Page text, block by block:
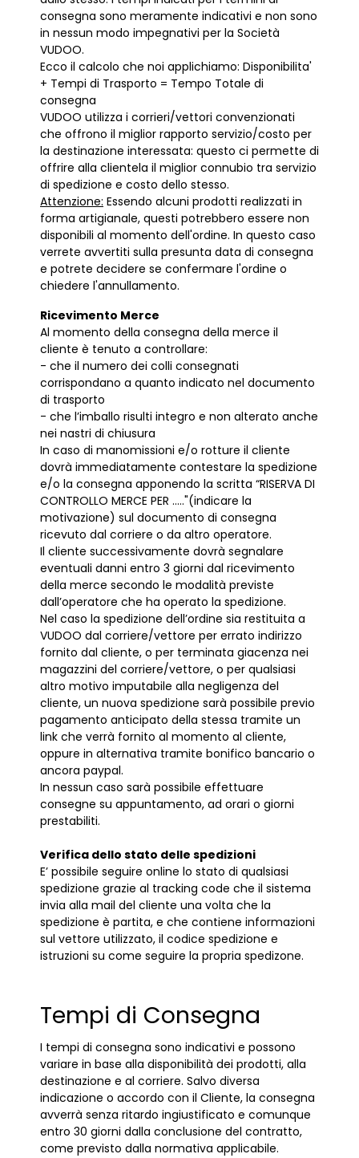
consegna sono meramente indicativi e non sono
in nessun modo impegnativi per la Società
VUDOO.
Ecco il calcolo che noi applichiamo: Disponibilita'
+ Tempi di Trasporto = Tempo Totale di
consegna
VUDOO utilizza i corrieri/vettori convenzionati
che offrono il miglior rapporto servizio/costo per
la destinazione interessata: questo ci permette di
offrire alla clientela il miglior connubio tra servizio
di spedizione e costo dello stesso.
Attenzione: Essendo alcuni prodotti realizzati in
forma artigianale, questi potrebbero essere non
disponibili al momento dell'ordine. In questo caso
verrete avvertiti sulla presunta data di consegna
e potrete decidere se confermare l'ordine o
chiedere l'annullamento.
Ricevimento Merce
Al momento della consegna della merce il
cliente è tenuto a controllare:
- che il numero dei colli consegnati
corrispondano a quanto indicato nel documento
di trasporto
- che l’imballo risulti integro e non alterato anche
nei nastri di chiusura
In caso di manomissioni e/o rotture il cliente
dovrà immediatamente contestare la spedizione
e/o la consegna apponendo la scritta “RISERVA DI
CONTROLLO MERCE PER ....."(indicare la
motivazione) sul documento di consegna
ricevuto dal corriere o da altro operatore.
Il cliente successivamente dovrà segnalare
eventuali danni entro 3 giorni dal ricevimento
della merce secondo le modalità previste
dall’operatore che ha operato la spedizione.
Nel caso la spedizione dell’ordine sia restituita a
VUDOO dal corriere/vettore per errato indirizzo
fornito dal cliente, o per terminata giacenza nei
magazzini del corriere/vettore, o per qualsiasi
altro motivo imputabile alla negligenza del
cliente, un nuova spedizione sarà possibile previo
pagamento anticipato della stessa tramite un
link che verrà fornito al momento al cliente,
oppure in alternativa tramite bonifico bancario o
ancora paypal.
In nessun caso sarà possibile effettuare
consegne su appuntamento, ad orari o giorni
prestabiliti.
Verifica dello stato delle spedizioni
E’ possibile seguire online lo stato di qualsiasi
spedizione grazie al tracking code che il sistema
invia alla mail del cliente una volta che la
spedizione è partita, e che contiene informazioni
sul vettore utilizzato, il codice spedizione e
istruzioni su come seguire la propria spedizone.
Tempi di Consegna
I tempi di consegna sono indicativi e possono
variare in base alla disponibilità dei prodotti, alla
destinazione e al corriere. Salvo diversa
indicazione o accordo con il Cliente, la consegna
avverrà senza ritardo ingiustificato e comunque
entro 30 giorni dalla conclusione del contratto,
come previsto dalla normativa applicabile.